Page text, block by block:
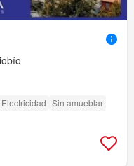
Electricidad Sin amueblar